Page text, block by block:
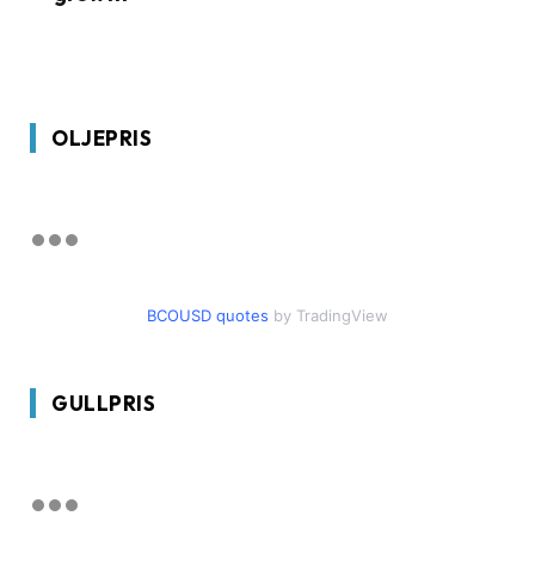
OLJEPRIS
BCOUSD quotes by TradingView
GULLPRIS